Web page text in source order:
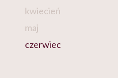
kwiecień
maj
czerwiec